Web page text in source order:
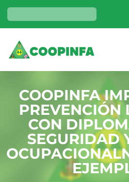
COOPINFA
PREVENCIÓN
CON
SEGURIDAD